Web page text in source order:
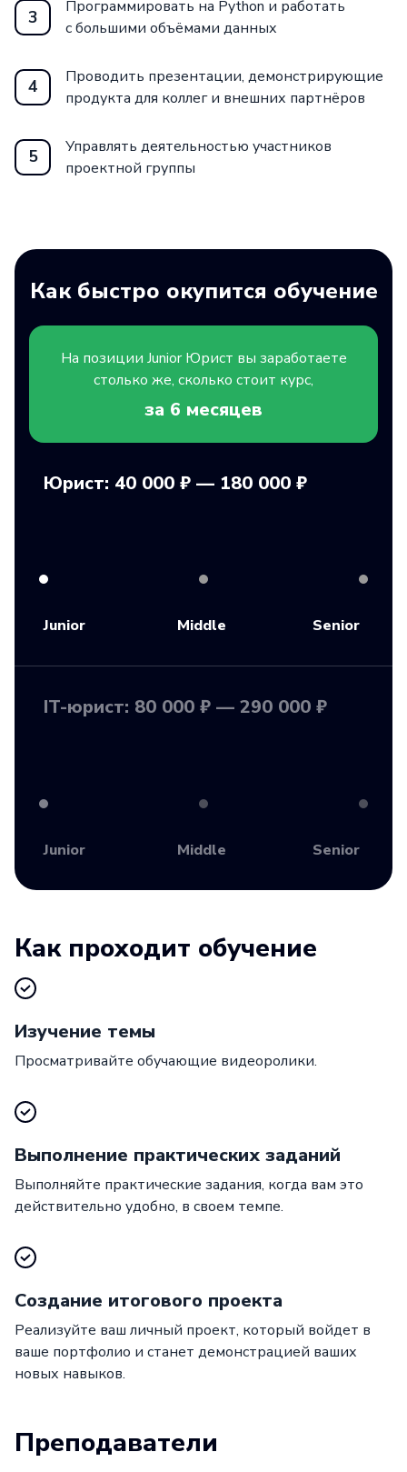
области. Не упустите свой шанс
3
Программировать на Python и работать
с большими объёмами данных
4
Проводить презентации, демонстрирующие
продукта для коллег и внешних партнёров
5
Управлять деятельностью участников
проектной группы
Как быстро окупится обучение
На позиции JuniorЮрист вы заработаете
столько же, сколько стоит курс,
за 6 месяцев
Юрист: 40 000 ₽ — 180 000 ₽
Junior Middle Senior
IT-юрист: 80 000 ₽ — 290 000 ₽
Junior Middle Senior
Как проходит обучение
Изучение темы
Просматривайте обучающие видеоролики.
Выполнение практических заданий
Выполняйте практические задания, когда вам это
действительно удобно, в своем темпе.
Создание итогового проекта
Реализуйте ваш личный проект, который войдет в
ваше портфолио и станет демонстрацией ваших
новых навыков.
Преподаватели